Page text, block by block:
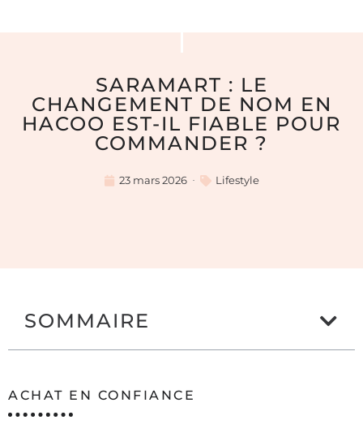
SARAMART : LE
CHANGEMENT DE NOM EN
HACOO EST-IL FIABLE POUR
COMMANDER ?
23 mars 2026 Lifestyle
SOMMAIRE
ACHAT EN CONFIANCE